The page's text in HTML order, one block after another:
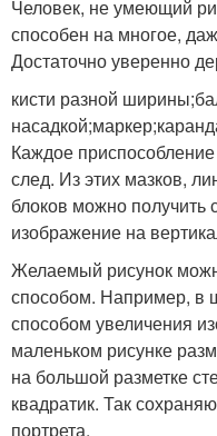
Человек, не умеющий
способен на многое,
Достаточно уверенно
кисти разной
Каждое
след. Из этих мазков,
блоков можно
изображение на
Желаемый рисунок
способом. Например, в
способом увеличения
маленьком рисунке
на большой разметке
квадратик. Так
портрета.